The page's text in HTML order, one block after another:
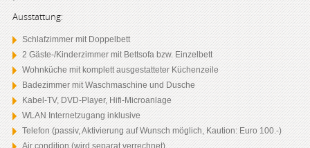
Ausstattung:
Schlafzimmer mit Doppelbett
2 Gäste-/Kinderzimmer mit Bettsofa bzw. Einzelbett
Wohnküche mit komplett ausgestatteter Küchenzeile
Badezimmer mit Waschmaschine und Dusche
Kabel-TV, DVD-Player, Hifi-Microanlage
WLAN Internetzugang inklusive
Telefon (passiv, Aktivierung auf Wunsch möglich, Kaution: Euro 100.-)
Air condition (wird separat verrechnet)